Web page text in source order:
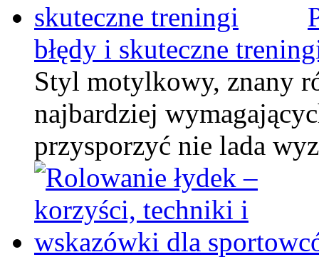
błędy i skuteczne
Styl motylkowy, znany
najbardziej
przysporzyć nie lada